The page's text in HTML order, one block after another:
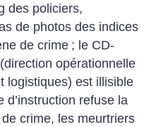
des policiers,
de photos des indices
de crime ; le CD-
opérationnelle
logistiques) est illisible
d’instruction refuse la
crime, les meurtriers